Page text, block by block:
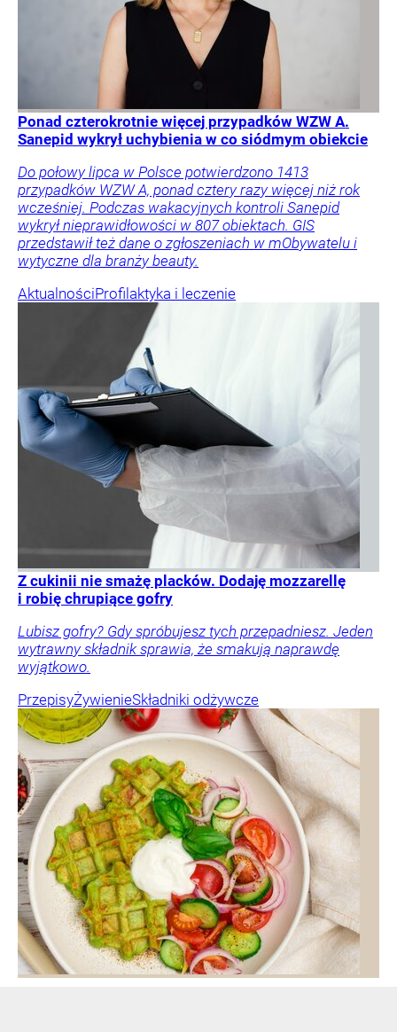
Ponad czterokrotnie więcej przypadków WZW A.
Sanepid wykrył uchybienia w co siódmym obiekcie
Do połowy lipca w Polsce potwierdzono 1413
przypadków WZW A, ponad cztery razy więcej niż rok
wcześniej. Podczas wakacyjnych kontroli Sanepid
wykrył nieprawidłowości w 807 obiektach. GIS
przedstawił też dane o zgłoszeniach w mObywatelu i
wytyczne dla branży beauty.
AktualnościProfilaktyka i leczenie
Z cukinii nie smażę placków. Dodaję mozzarellę
i robię chrupiące gofry
Lubisz gofry? Gdy spróbujesz tych przepadniesz. Jeden
wytrawny składnik sprawia, że smakują naprawdę
wyjątkowo.
PrzepisyŻywienieSkładniki odżywcze